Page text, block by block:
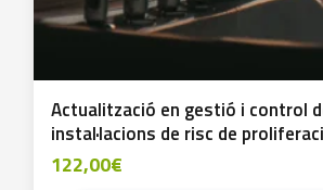
Actualització en gestió i control
instal·lacions de risc de
Legionel.la
122,00€